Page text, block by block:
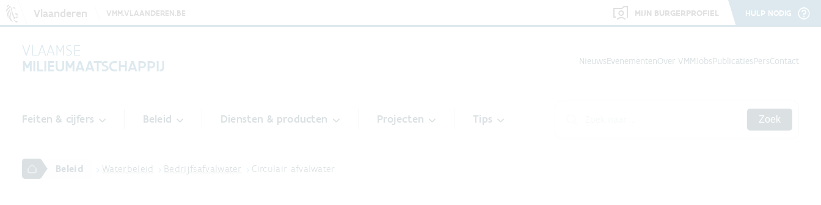
Vlaanderen VMM.VLAANDEREN.BE MIJN BURGERPROFIEL HULP NODIG
VLAAMSE
MILIEUMAATSCHAPPIJ
NieuwsEvenementenOver VMMJobsPublicatiesPersContact
Feiten & cijfers Beleid Diensten & producten Projecten Tips Zoek
Beleid Waterbeleid Bedrijfsafvalwater Circulair afvalwater